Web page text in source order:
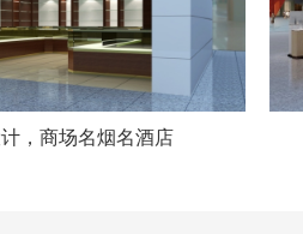
，商场名烟名酒店